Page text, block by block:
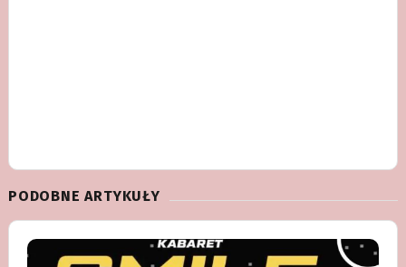
PODOBNE ARTYKUŁY